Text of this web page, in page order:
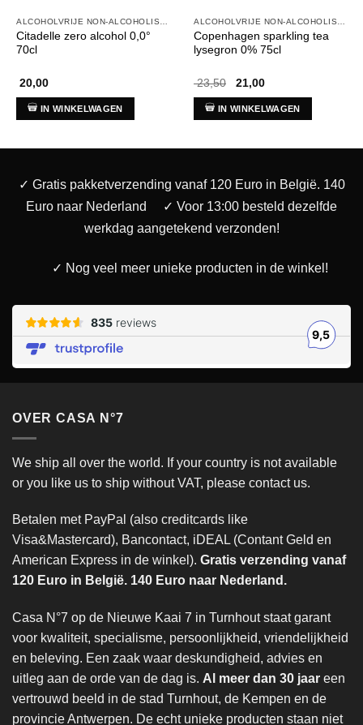
ALCOHOLVRIJE NON-ALCOHOLISCHE DRANKEN
Citadelle zero alcohol 0,0°
70cl
20,00
IN WINKELWAGEN
ALCOHOLVRIJE NON-ALCOHOLISCHE DRANKEN
Copenhagen sparkling tea
lysegron 0% 75cl
23,50
Oorspronkelijke
was:
€ 23,50.
21,00Huidige
is:
€ 21,00.
IN WINKELWAGEN
✓ Gratis pakketverzending vanaf 120 Euro in België. 140
Euro naar Nederland
✓ Voor 13:00 besteld dezelfde
werkdag aangetekend verzonden!
✓ Nog veel meer unieke producten in de winkel!
OVER CASA N°7
We ship all over the world. If your country is not available
or you like us to ship without VAT, please contact us.
Betalen met PayPal (also creditcards like
Visa&Mastercard), Bancontact, iDEAL (Contant Geld en
American Express in de winkel). Gratis verzending vanaf
120 Euro in België. 140 Euro naar Nederland.
Casa N°7 op de Nieuwe Kaai 7 in Turnhout staat garant
voor kwaliteit, specialisme, persoonlijkheid, vriendelijkheid
en beleving. Een zaak waar deskundigheid, advies en
uitleg aan de orde van de dag is. Al meer dan 30 jaar een
vertrouwd beeld in de stad Turnhout, de Kempen en de
provincie Antwerpen. De echt unieke producten staan niet